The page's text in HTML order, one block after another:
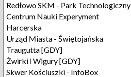
Redłowo SKM - Park Technologiczny
Centrum Nauki Experyment
Harcerska
Urząd Miasta - Świętojańska
Traugutta [GDY]
Żwirki i Wigury [GDY]
Skwer Kościuszki - InfoBox